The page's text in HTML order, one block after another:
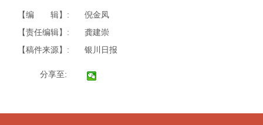
【编 辑】:
倪金凤
【责任编辑】:
龚建崇
【稿件来源】:
银川日报
分享至: